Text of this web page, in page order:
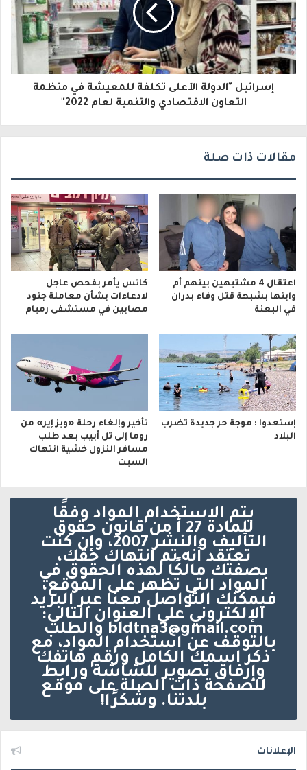
ك
ت
ر
إسرائيل "الدولة الأعلى تكلفة للمعيشة في منظمة
التعاون الاقتصادي والتنمية لعام 2022"
مقالات ذات صلة
اعتقال 4 مشتبهين بينهم أم
وابنها بشبهة قتل وفاء بدران
في البعنة
كاتس يأمر بفحص عاجل
لادعاءات بشأن معاملة جنود
مصابين في مستشفى رمبام
إستعدوا : موجة حر جديدة تضرب
البلاد
تأخير وإلغاء رحلة «ويز إير» من
روما إلى تل أبيب بعد طلب
مسافر النزول خشية انتهاك
السبت
يتم الاستخدام المواد وفقًا
للمادة 27 أ من قانون حقوق
التأليف والنشر 2007، وإن كنت
تعتقد أنه تم انتهاك حقك،
بصفتك مالكًا لهذه الحقوق في
المواد التي تظهر على الموقع،
فيمكنك التواصل معنا عبر البريد
الإلكتروني على العنوان التالي:
bldtna3@gmail.com والطلب
بالتوقف عن استخدام المواد، مع
ذكر اسمك الكامل ورقم هاتفك
وإرفاق تصوير للشاشة ورابط
للصفحة ذات الصلة على موقع
بلدتنا. وشكرًا!
الإعلانات